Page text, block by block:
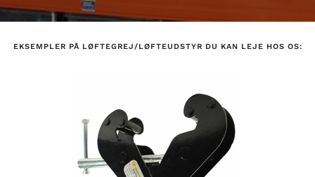
EKSEMPLER PÅ LØFTEGREJ/LØFTEUDSTYR DU KAN LEJE HOS OS: